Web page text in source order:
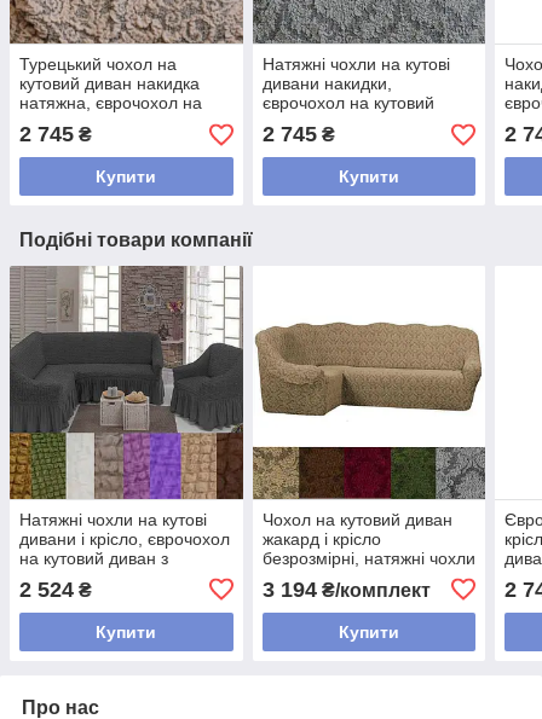
Турецький чохол на
кутовий диван накидка
натяжна, єврочохол на
кутовий диван жакардовий
Бежевий
2 745 ₴
Купити
Натяжні чохли на кутові
дивани накидки,
єврочохол на кутовий
оборкою Сірий
2 745₴
Купити
2
Подібні товари компанії
Натяжні чохли на кутові
дивани і крісло, єврочохол
на кутовий диван з
спідницею жатка накидка
Темно сірий Графіт
2 524 ₴
Купити
Чохол на кутовий диван
жакард і крісло
безрозмірні, натяжні чохли
єврочохол Бежевий
3 194₴/комплект
Купити
2
Про нас